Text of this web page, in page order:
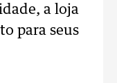
a loja
para seus